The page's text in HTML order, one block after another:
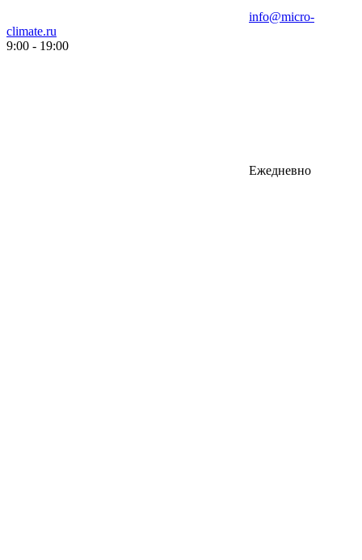
info@micro-
climate.ru
9:00 - 19:00
Ежедневно